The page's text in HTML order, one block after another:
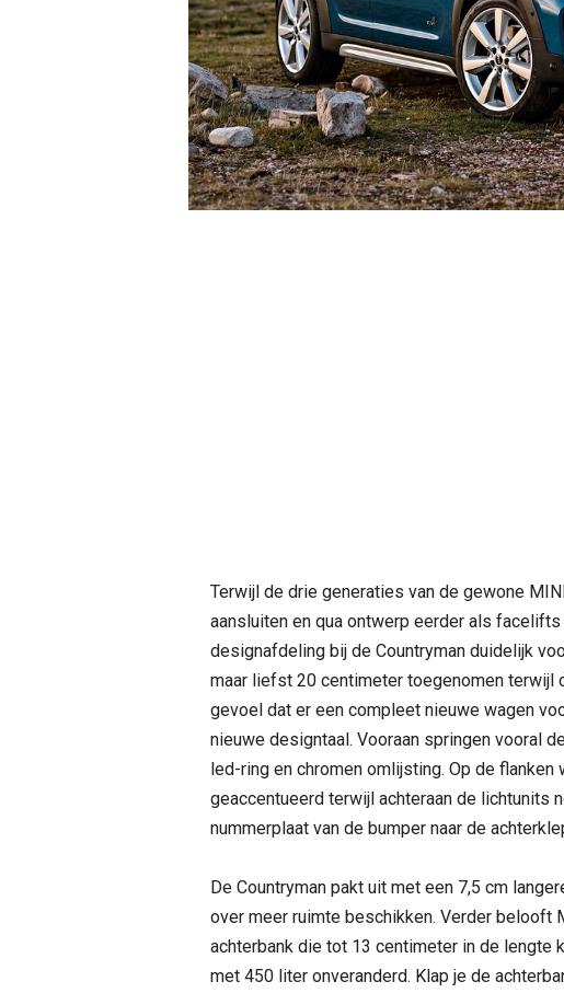
Terwijl de drie generaties van de gewone
aansluiten en qua ontwerp eerder als
designafdeling bij de Countryman duidelijk
maar liefst 20 centimeter toegenomen
gevoel dat er een compleet nieuwe wagen
nieuwe designtaal. Vooraan springen vooral
led-ring en chromen omlijsting. Op de
geaccentueerd terwijl achteraan de lichtunits
nummerplaat van de bumper naar de
De Countryman pakt uit met een 7,5 cm
over meer ruimte beschikken. Verder belooft
achterbank die tot 13 centimeter in de
met 450 liter onveranderd. Klap je de